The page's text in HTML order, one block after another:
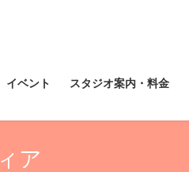
イベント スタジオ案内・料金
ア